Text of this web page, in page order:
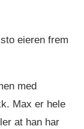
eieren frem
med
Max er hele
at han har